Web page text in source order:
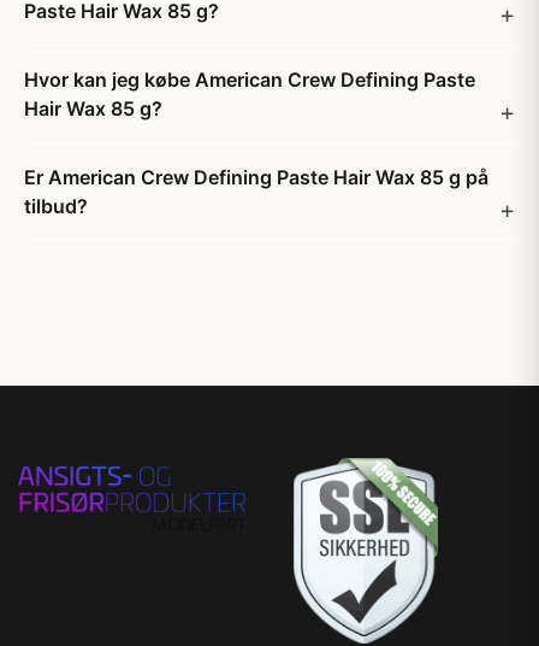
Paste Hair Wax 85 g?
Hvor kan jeg købe American Crew Defining Paste
Hair Wax 85 g?
Er American Crew Defining Paste Hair Wax 85 g på
tilbud?